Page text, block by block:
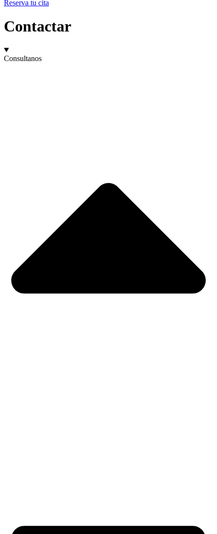
Reserva tu cita
Contactar
Consultanos